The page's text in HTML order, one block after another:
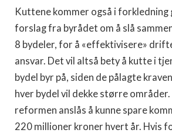
Kuttene kommer også i forkledning
forslag fra byrådet om å slå
8 bydeler, for å «effektivisere»
ansvar. Det vil altså bety å kutte i
bydel byr på, siden de pålagte
hver bydel vil dekke større områder.
reformen anslås å kunne spare
220 millioner kroner hvert år. Hvis